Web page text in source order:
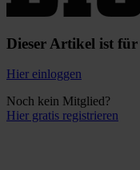
Dieser Artikel ist
Hier einloggen
Noch kein Mitglied?
Hier gratis registrieren